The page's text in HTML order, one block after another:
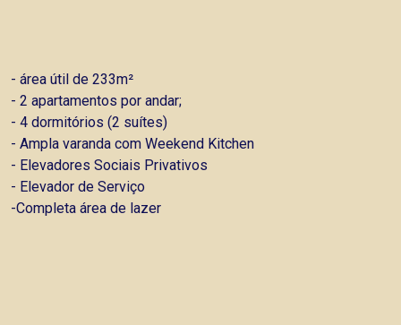
- área útil de 233m²
- 2 apartamentos por andar;
- 4 dormitórios (2 suítes)
- Ampla varanda com Weekend Kitchen
- Elevadores Sociais Privativos
- Elevador de Serviço
-Completa área de lazer